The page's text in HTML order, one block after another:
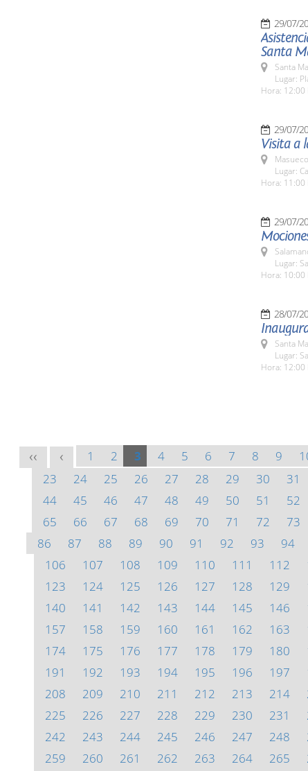
29/07/
Santa
Santa
Lugar:
Hora: 12:00
29/07/
Visita a
Lugar:
Hora: 11:00
29/07/
Lugar:
Hora: 10:00
28/07/
Santa
Lugar:
Hora: 12:00
<< < 1 2 3 4 5 6 7 8 9
23
24 25 26 27 28 29 30 31
44
45 46 47 48 49 50 51 52
65
66 67 68 69 70 71 72 73
86
87 88 89 90 91 92 93 94
106
107 108 109 110 111 112
123
124 125 126 127 128 129
140
141 142 143 144 145 146
157
158 159 160 161 162 163
174
175 176 177 178 179 180
191
192 193 194 195 196 197
208
209 210 211 212 213 214
225
226 227 228 229 230 231
242
243 244 245 246 247 248
259
260 261 262 263 264 265